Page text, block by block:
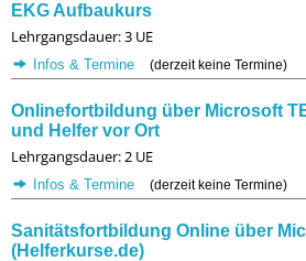
EKG Aufbaukurs
Lehrgangsdauer: 3 UE
Infos & Termine (derzeit keine Termine)
Onlinefortbildung über Microsoft
und Helfer vor Ort
Lehrgangsdauer: 2 UE
Infos & Termine (derzeit keine Termine)
Sanitätsfortbildung Online über
(Helferkurse.de)